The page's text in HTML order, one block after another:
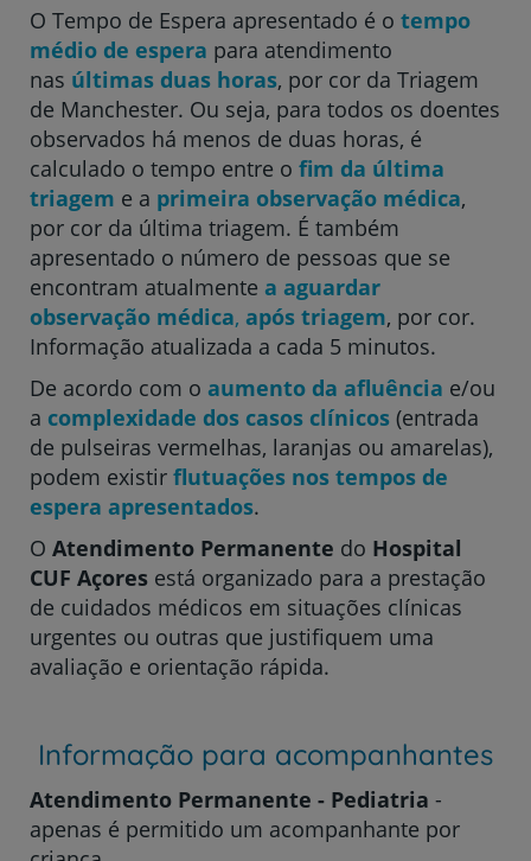
O Tempo de Espera apresentado é o tempo
médio de espera para atendimento
nas últimas duas horas, por cor da Triagem
de Manchester. Ou seja, para todos os doentes
observados há menos de duas horas, é
calculado o tempo entre o fim da última
triagem e a primeira observação médica,
por cor da última triagem. É também
apresentado o número de pessoas que se
encontram atualmente a aguardar
observação médica, após triagem, por cor.
Informação atualizada a cada 5 minutos.
De acordo com o aumento da afluência e/ou
a complexidade dos casos clínicos (entrada
de pulseiras vermelhas, laranjas ou amarelas),
podem existir flutuações nos tempos de
espera apresentados.
O Atendimento Permanente do Hospital
CUF Açores está organizado para a prestação
de cuidados médicos em situações clínicas
urgentes ou outras que justifiquem uma
avaliação e orientação rápida.
Informação para acompanhantes
Atendimento Permanente - Pediatria -
apenas é permitido um acompanhante por